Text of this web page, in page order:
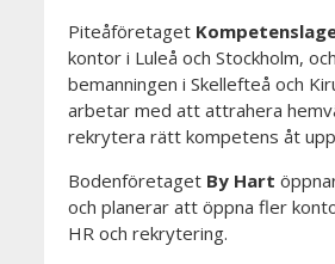
Piteåföretaget
kontor i Luleå och Stockholm,
bemanningen i Skellefteå och
arbetar med att attrahera
rekrytera rätt kompetens åt
Bodenföretaget By Hart
och planerar att öppna fler
HR och rekrytering.